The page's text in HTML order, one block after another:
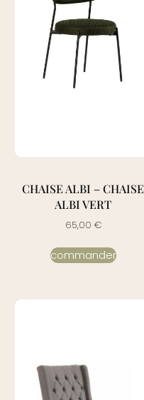
CHAISE ALBI – CHAISE
ALBI VERT
65,00 €
commander